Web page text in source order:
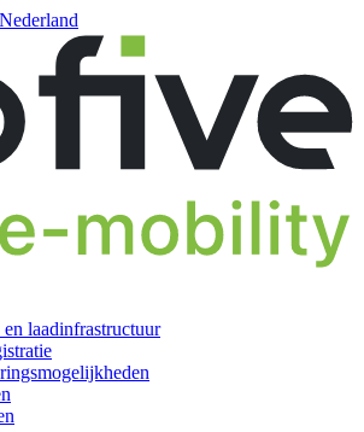
laadinfrastructuur